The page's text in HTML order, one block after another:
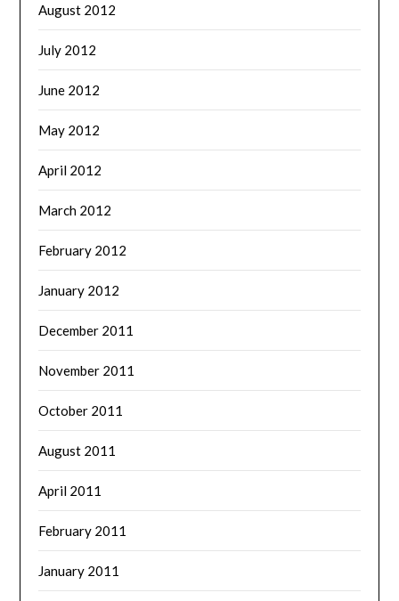
August 2012
July 2012
June 2012
May 2012
April 2012
March 2012
February 2012
January 2012
December 2011
November 2011
October 2011
August 2011
April 2011
February 2011
January 2011